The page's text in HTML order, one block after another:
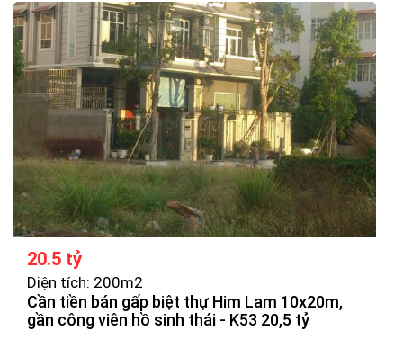
20.5 tỷ
Diện tích: 200m2
Cần tiền bán gấp biệt thự Him Lam 10x20m,
gần công viên hồ sinh thái - K53 20,5 tỷ